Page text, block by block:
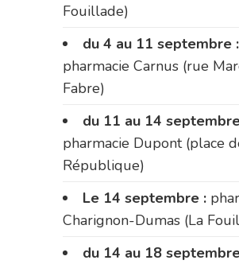
Fouillade)
du 4 au 11 septembre :
pharmacie Carnus (rue
Fabre)
du 11 au 14
pharmacie Dupont (place
République)
Le 14 septembre :
Charignon-Dumas (La
du 14 au 18